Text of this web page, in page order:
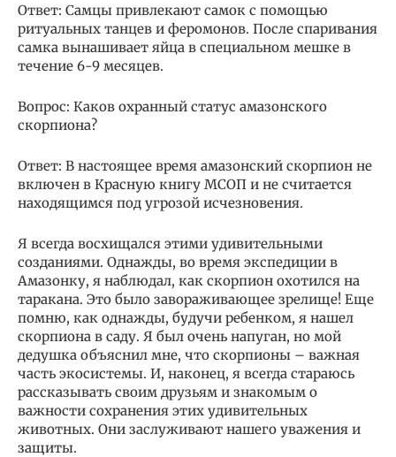
Ответ: Самцы привлекают самок с помощью
ритуальных танцев и феромонов. После спаривания
самка вынашивает яйца в специальном мешке в
течение 6-9 месяцев.
Вопрос: Каков охранный статус амазонского
скорпиона?
Ответ: В настоящее время амазонский скорпион не
включен в Красную книгу МСОП и не считается
находящимся под угрозой исчезновения.
Я всегда восхищался этими удивительными
созданиями. Однажды, во время экспедиции в
Амазонку, я наблюдал, как скорпион охотился на
таракана. Это было завораживающее зрелище! Еще
помню, как однажды, будучи ребенком, я нашел
скорпиона в саду. Я был очень напуган, но мой
дедушка объяснил мне, что скорпионы – важная
часть экосистемы. И, наконец, я всегда стараюсь
рассказывать своим друзьям и знакомым о
важности сохранения этих удивительных
животных. Они заслуживают нашего уважения и
защиты.